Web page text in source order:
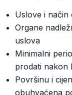
Uslove i način
Organe
uslova
Minimalni
prodati nakon
Površinu i
obuhvaćena